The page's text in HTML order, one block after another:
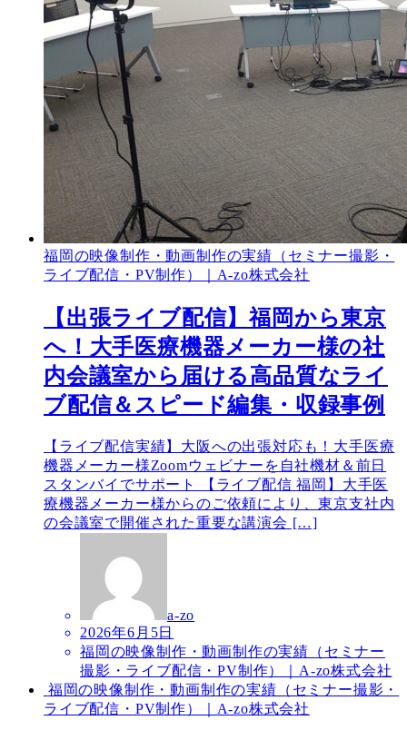
福岡の映像制作・動画制作の実績（セミナー撮影・
ライブ配信・PV制作）｜A-zo株式会社
【出張ライブ配信】福岡から東京
へ！大手医療機器メーカー様の社
内会議室から届ける高品質なライ
ブ配信＆スピード編集・収録事例
【ライブ配信実績】大阪への出張対応も！大手医療
機器メーカー様Zoomウェビナーを自社機材＆前日
スタンバイでサポート 【ライブ配信 福岡】大手医
療機器メーカー様からのご依頼により、東京支社内
の会議室で開催された重要な講演会 […]
a-zo
2026年6月5日
福岡の映像制作・動画制作の実績（セミナー
撮影・ライブ配信・PV制作）｜A-zo株式会社
福岡の映像制作・動画制作の実績（セミナー撮影・
ライブ配信・PV制作）｜A-zo株式会社